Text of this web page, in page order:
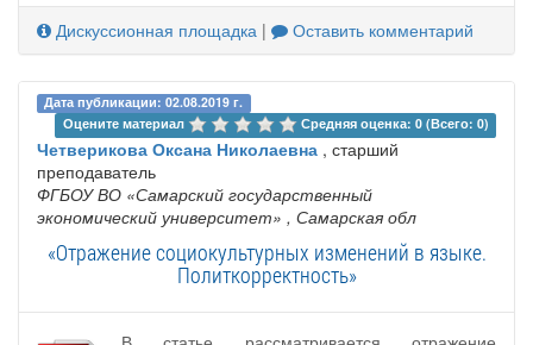
Дискуссионная площадка | Оставить комментарий
Дата публикации: 02.08.2019 г.
Оцените материал
Средняя оценка: 0 (Всего: 0)
Четверикова Оксана Николаевна , старший
преподаватель
ФГБОУ ВО «Самарский государственный
экономический университет» , Самарская обл
«Отражение социокультурных изменений в языке.
Политкорректность»